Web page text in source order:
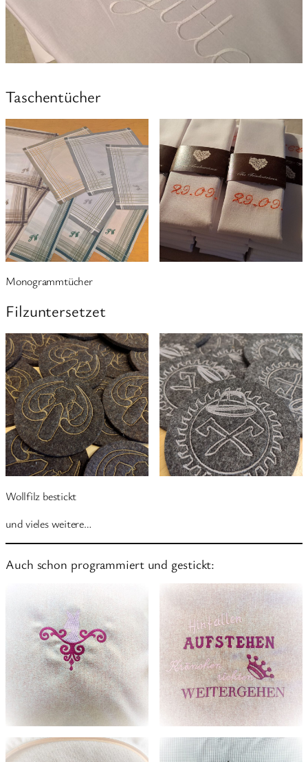
Taschentücher
Monogrammtücher
Filzuntersetzet
Wollfilz bestickt
und vieles weitere…
Auch schon programmiert und gestickt: